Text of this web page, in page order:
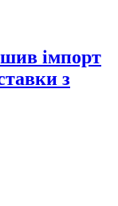
імпорт
з